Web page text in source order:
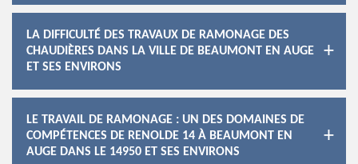
LA DIFFICULTÉ DES TRAVAUX DE RAMONAGE DES
CHAUDIÈRES DANS LA VILLE DE BEAUMONT EN AUGE
ET SES ENVIRONS
LE TRAVAIL DE RAMONAGE : UN DES DOMAINES DE
COMPÉTENCES DE RENOLDE 14 À BEAUMONT EN
AUGE DANS LE 14950 ET SES ENVIRONS